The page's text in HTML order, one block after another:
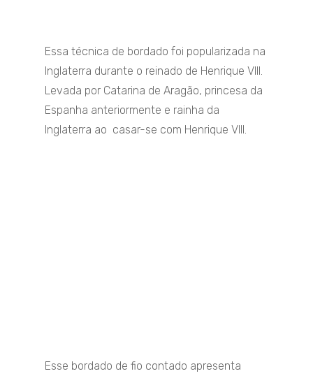
Essa técnica de bordado foi popularizada na
Inglaterra durante o reinado de Henrique VIII.
Levada por Catarina de Aragão, princesa da
Espanha anteriormente e rainha da
Inglaterra ao casar-se com Henrique VIII.
Esse bordado de fio contado apresenta